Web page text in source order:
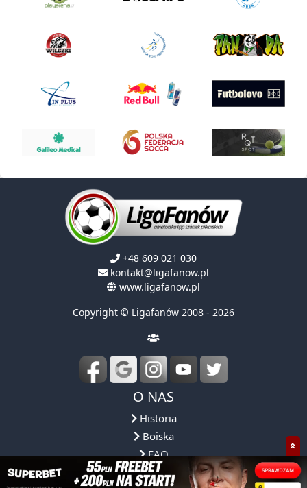
+48 609 021 030
kontakt@ligafanow.pl
www.ligafanow.pl
Copyright © Ligafanów 2008 - 2026
O NAS
Boiska
FAQ
Regulamin